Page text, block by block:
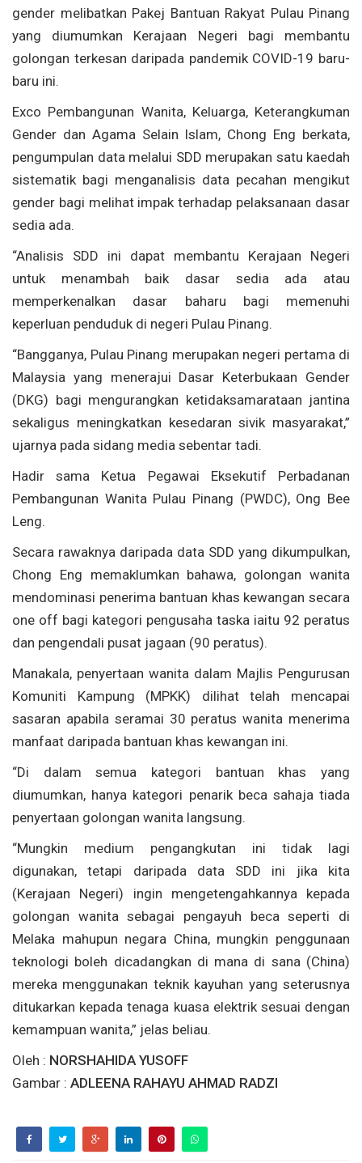
gender melibatkan Pakej Bantuan Rakyat Pulau Pinang
yang diumumkan Kerajaan Negeri bagi membantu
golongan terkesan daripada pandemik COVID-19 baru-
baru ini.
Exco Pembangunan Wanita, Keluarga, Keterangkuman
Gender dan Agama Selain Islam, Chong Eng berkata,
pengumpulan data melalui SDD merupakan satu kaedah
sistematik bagi menganalisis data pecahan mengikut
gender bagi melihat impak terhadap pelaksanaan dasar
sedia ada.
“Analisis SDD ini dapat membantu Kerajaan Negeri
untuk menambah baik dasar sedia ada atau
memperkenalkan dasar baharu bagi memenuhi
keperluan penduduk di negeri Pulau Pinang.
“Bangganya, Pulau Pinang merupakan negeri pertama di
Malaysia yang menerajui Dasar Keterbukaan Gender
(DKG) bagi mengurangkan ketidaksamarataan jantina
sekaligus meningkatkan kesedaran sivik masyarakat,”
ujarnya pada sidang media sebentar tadi.
Hadir sama Ketua Pegawai Eksekutif Perbadanan
Pembangunan Wanita Pulau Pinang (PWDC), Ong Bee
Leng.
Secara rawaknya daripada data SDD yang dikumpulkan,
Chong Eng memaklumkan bahawa, golongan wanita
mendominasi penerima bantuan khas kewangan secara
one off bagi kategori pengusaha taska iaitu 92 peratus
dan pengendali pusat jagaan (90 peratus).
Manakala, penyertaan wanita dalam Majlis Pengurusan
Komuniti Kampung (MPKK) dilihat telah mencapai
sasaran apabila seramai 30 peratus wanita menerima
manfaat daripada bantuan khas kewangan ini.
“Di dalam semua kategori bantuan khas yang
diumumkan, hanya kategori penarik beca sahaja tiada
penyertaan golongan wanita langsung.
“Mungkin medium pengangkutan ini tidak lagi
digunakan, tetapi daripada data SDD ini jika kita
(Kerajaan Negeri) ingin mengetengahkannya kepada
golongan wanita sebagai pengayuh beca seperti di
Melaka mahupun negara China, mungkin penggunaan
teknologi boleh dicadangkan di mana di sana (China)
mereka menggunakan teknik kayuhan yang seterusnya
ditukarkan kepada tenaga kuasa elektrik sesuai dengan
kemampuan wanita,” jelas beliau.
Oleh : NORSHAHIDA YUSOFF
Gambar : ADLEENA RAHAYU AHMAD RADZI